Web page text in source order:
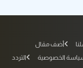
أضف مقال
الخصوصية التردد